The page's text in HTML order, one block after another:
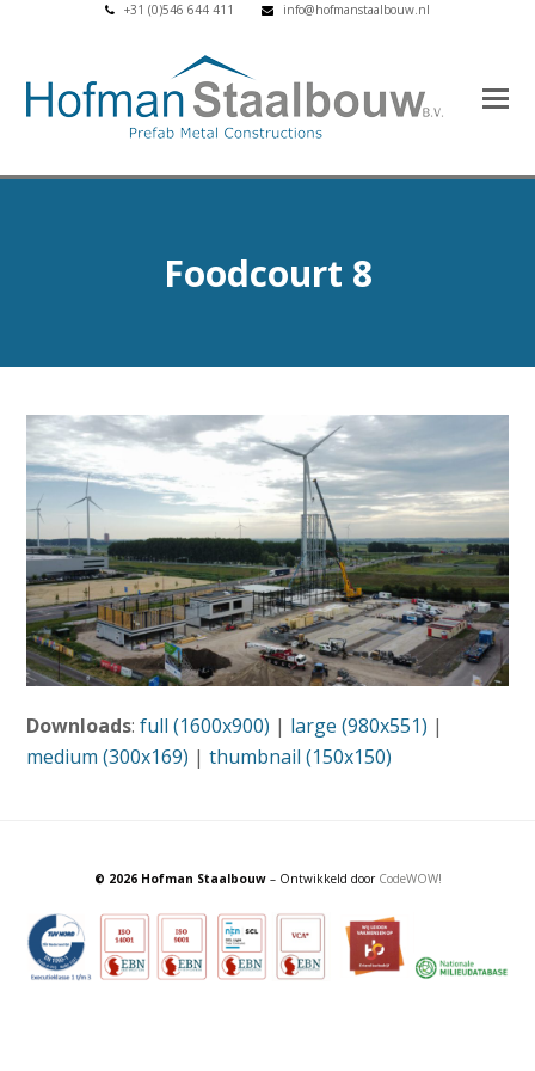
+31 (0)546 644 411 info@hofmanstaalbouw.nl
Foodcourt 8
Downloads:full (1600x900) | large (980x551) |
medium (300x169) |thumbnail (150x150)
© 2026 Hofman Staalbouw– Ontwikkeld door CodeWOW!